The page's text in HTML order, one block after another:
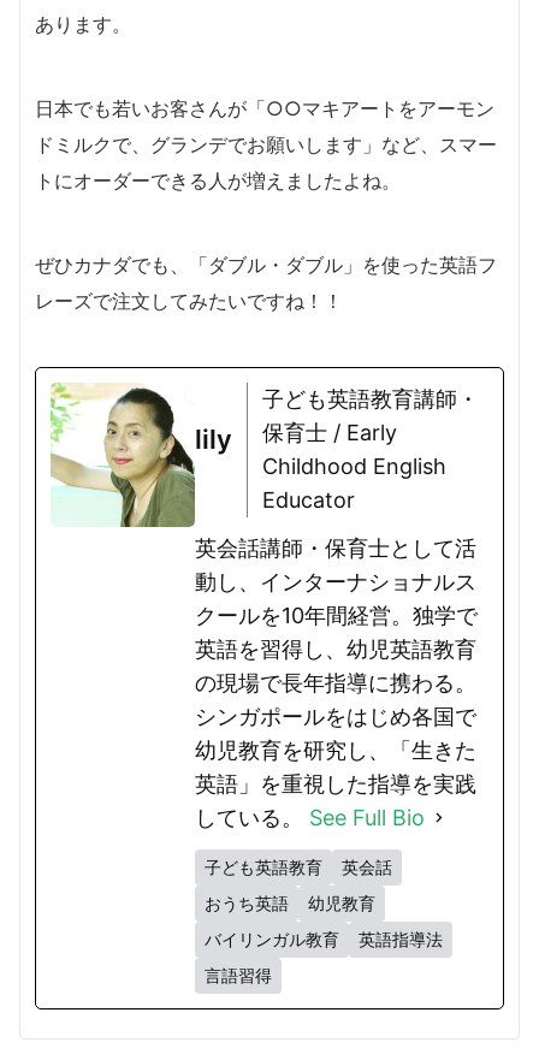
あります。
日本でも若いお客さんが「○○マキアートをアーモン
ドミルクで、グランデでお願いします」など、スマー
トにオーダーできる人が増えましたよね。
ぜひカナダでも、「ダブル・ダブル」を使った英語フ
レーズで注文してみたいですね！！
lily
子ども英語教育講師・
保育士 / Early
Childhood English
Educator
英会話講師・保育士として活
動し、インターナショナルス
クールを10年間経営。独学で
英語を習得し、幼児英語教育
の現場で長年指導に携わる。
シンガポールをはじめ各国で
幼児教育を研究し、「生きた
英語」を重視した指導を実践
している。 See Full Bio
子ども英語教育
英会話
おうち英語
幼児教育
バイリンガル教育
英語指導法
言語習得